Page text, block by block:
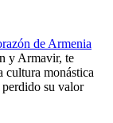
de Armenia
y Armavir, te
cultura monástica
su valor